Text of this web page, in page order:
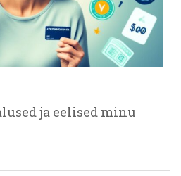
ja eelised minu